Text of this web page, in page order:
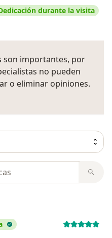
durante la visita
son importantes, por
no pueden
o eliminar opiniones.